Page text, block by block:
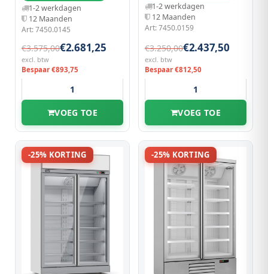
1-2 werkdagen
12 Maanden
Art: 7450.0145
€3.575,00€2.681,25
excl. btw
Bespaar €893,75
VOEG TOE
1-2 werkdagen
12 Maanden
Art: 7450.0159
€3.250,00€2.437,50
excl. btw
Bespaar €812,50
VOEG TOE
-25% KORTING -25% KORTING